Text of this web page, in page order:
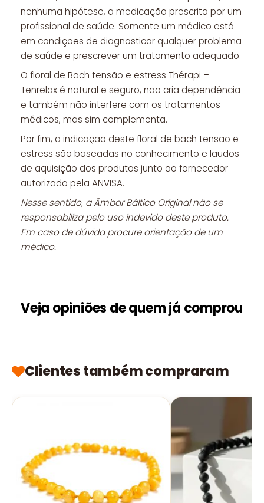
nenhuma hipótese, a medicação prescrita por um
profissional de saúde. Somente um médico está
em condições de diagnosticar qualquer problema
de saúde e prescrever um tratamento adequado.
O floral de Bach tensão e estress Thérapi –
Tenrelax é natural e seguro, não cria dependência
e também não interfere com os tratamentos
médicos, mas sim complementa.
Por fim, a indicação deste floral de bach tensão e
estress são baseadas no conhecimento e laudos
de aquisição dos produtos junto ao fornecedor
autorizado pela ANVISA.
Nesse sentido, a Âmbar Báltico Original não se
responsabiliza pelo uso indevido deste produto.
Em caso de dúvida procure orientação de um
médico.
Veja opiniões de quem já comprou
Clientes também compraram